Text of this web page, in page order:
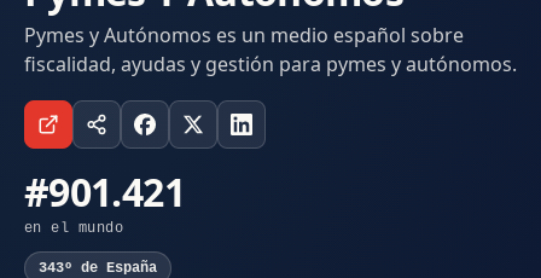
Pymes y Autónomos es un medio español sobre
fiscalidad, ayudas y gestión para pymes y autónomos.
#901.421
en el mundo
343º de España